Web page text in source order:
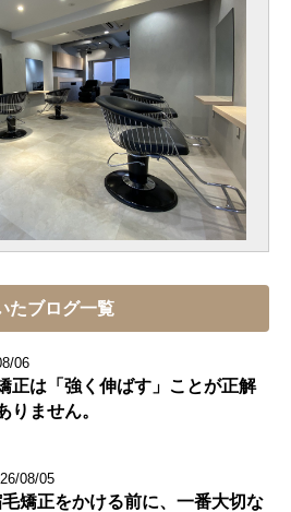
たブログ一覧
06
正は「強く伸ばす」ことが正解
りません。
08/05
矯正をかける前に、一番大切な